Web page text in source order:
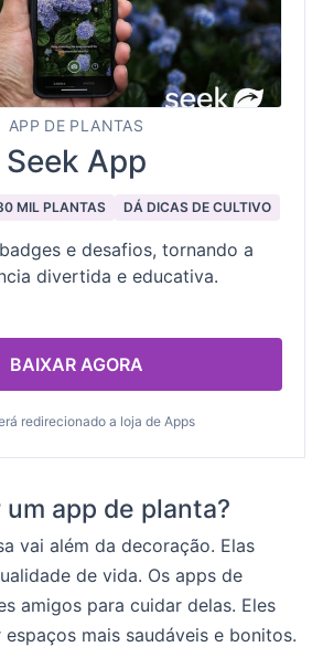
APP DE PLANTAS
Seek App
MIL PLANTAS DÁ DICAS DE CULTIVO
e desafios, tornando a
divertida e educativa.
BAIXAR AGORA
redirecionado a loja de Apps
app de planta?
vai além da decoração. Elas
de vida. Os apps de
amigos para cuidar delas. Eles
mais saudáveis e bonitos.